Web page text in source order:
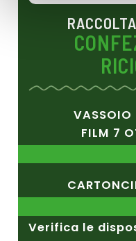
VASSOIO
FILM 7
Verifica le